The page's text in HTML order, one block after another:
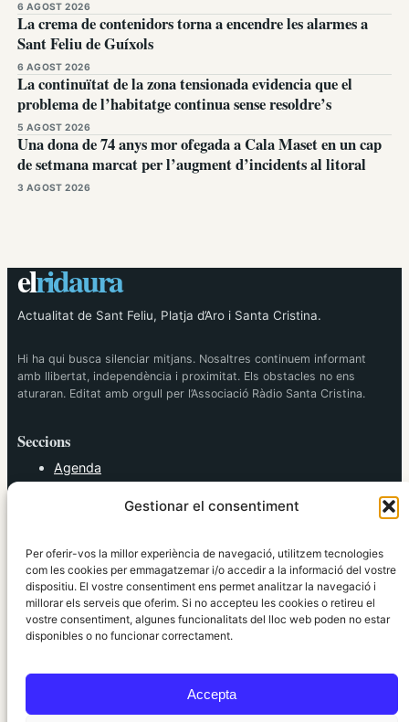
Gestionar el consentiment
Per oferir-vos la millor experiència de navegació, utilitzem tecnologies
com les cookies per emmagatzemar i/o accedir a la informació del vostre
dispositiu. El vostre consentiment ens permet analitzar la navegació i
millorar els serveis que oferim. Si no accepteu les cookies o retireu el
vostre consentiment, algunes funcionalitats del lloc web poden no estar
disponibles o no funcionar correctament.
Accepta
6 AGOST 2026
La crema de contenidors torna a encendre les alarmes a
Sant Feliu de Guíxols
6 AGOST 2026
La continuïtat de la zona tensionada evidencia que el
problema de l’habitatge continua sense resoldre’s
5 AGOST 2026
Una dona de 74 anys mor ofegada a Cala Maset en un cap
de setmana marcat per l’augment d’incidents al litoral
3 AGOST 2026
elridaura
Actualitat de Sant Feliu, Platja d’Aro i Santa Cristina.
Hi ha qui busca silenciar mitjans. Nosaltres continuem informant
amb llibertat, independència i proximitat. Els obstacles no ens
aturaran. Editat amb orgull per l’Associació Ràdio Santa Cristina.
Seccions
Agenda
Política
Societat
Tendències
elRidaura.com